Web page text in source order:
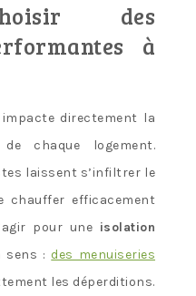
des
à
impacte directement la
de chaque logement.
laissent s’infiltrer le
chauffer efficacement
pour une isolation
sens : des menuiseries
les déperditions.